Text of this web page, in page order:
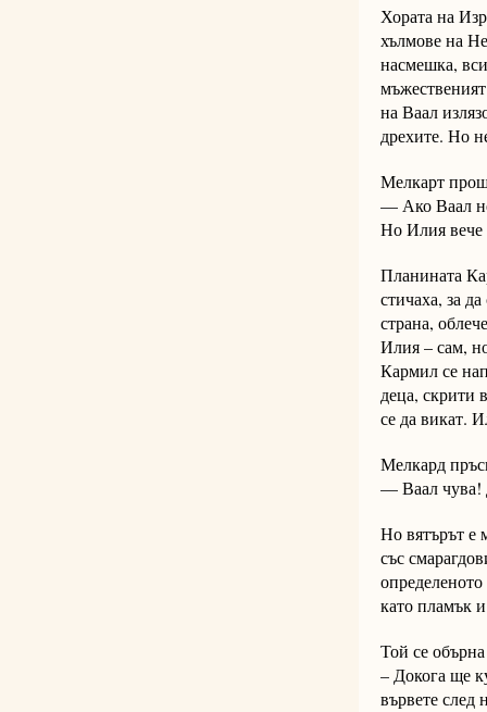
Хората на
хълмове на
насмешка,
на Ваал
дрехите. Но
Мелкарт
— Ако Ваал
Но Илия вече
Планината
стичаха, за
страна,
Илия – сам,
Кармил се
деца, скрити
се да викат.
Мелкард
— Ваал чува!
Но вятърът е
със
като пламък
Той се
– Докога ще
вървете след